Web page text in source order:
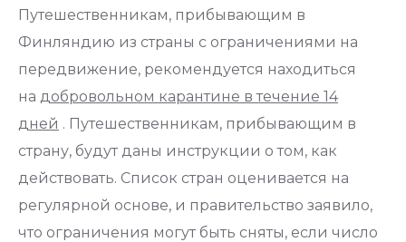
Путешественникам, прибывающим в
Финляндию из страны с ограничениями на
передвижение, рекомендуется находиться
на добровольном карантине в течение 14
дней . Путешественникам, прибывающим в
страну, будут даны инструкции о том, как
действовать. Список стран оценивается на
регулярной основе, и правительство заявило,
что ограничения могут быть сняты, если число